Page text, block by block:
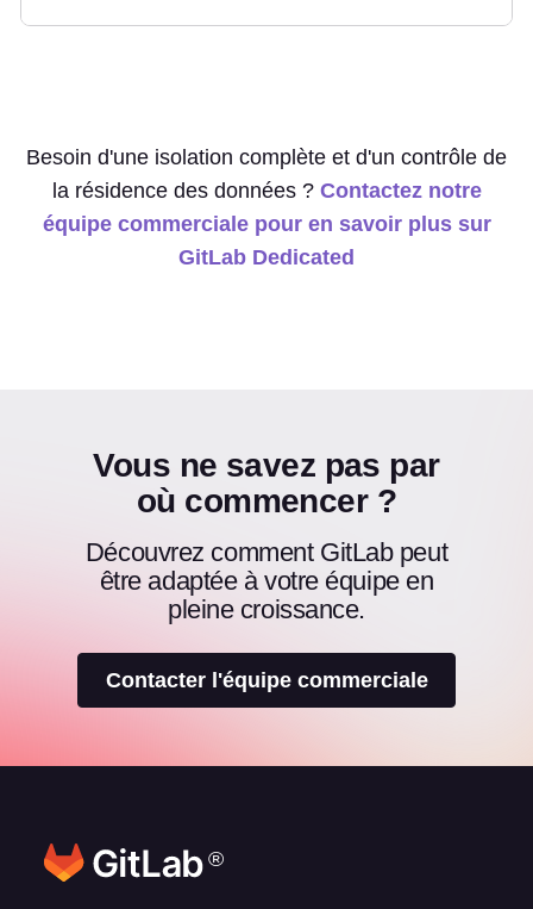
Besoin d'une isolation complète et d'un contrôle de
la résidence des données ? Contactez notre
équipe commerciale pour en savoir plus sur
GitLab Dedicated
Vous ne savez pas par
où commencer ?
Découvrez comment GitLab peut
être adaptée à votre équipe en
pleine croissance.
Contacter l'équipe commerciale
®